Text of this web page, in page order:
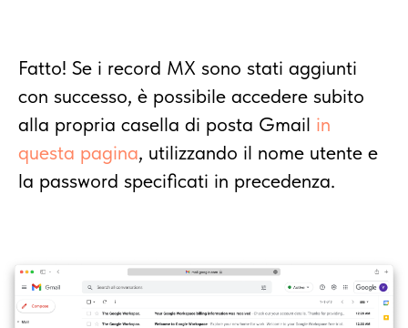
Fatto! Se i record MX sono stati aggiunti
con successo, è possibile accedere subito
alla propria casella di posta Gmail in
questa pagina, utilizzando il nome utente e
la password specificati in precedenza.